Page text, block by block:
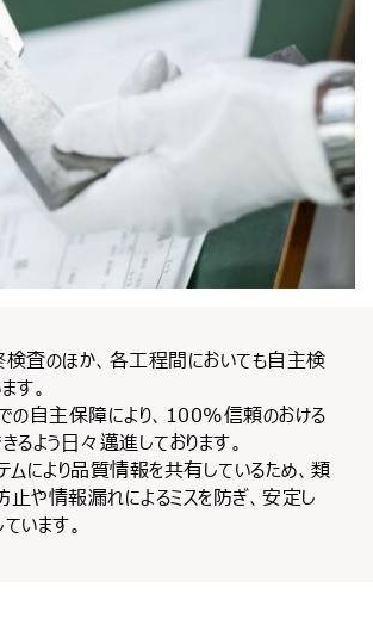
査のほか、各工程間においても自主検
す。
の自主保障により、100%信頼のおける
るよう日々邁進しております。
ムにより品質情報を共有しているため、類
や情報漏れによるミスを防ぎ、安定し
います。